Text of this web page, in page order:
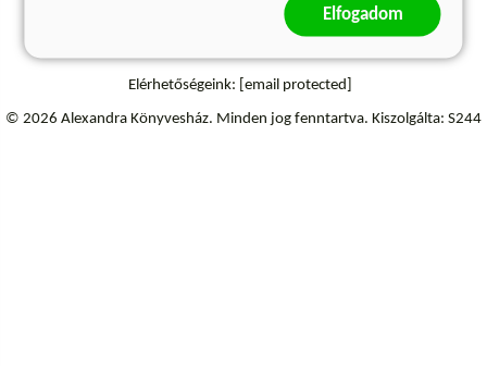
Elérhetőségeink: [email protected]
© 2026 Alexandra Könyvesház. Minden jog fenntartva. Kiszolgálta: S244
Elfogadom